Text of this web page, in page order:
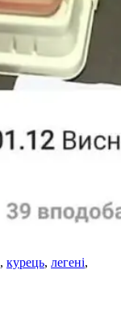
, курець, легені,